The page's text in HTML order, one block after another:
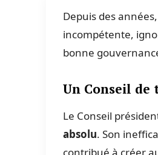
Depuis des
incompétente,
bonne
Un Conseil
Le Conseil
absolu. Son
contribué à créer